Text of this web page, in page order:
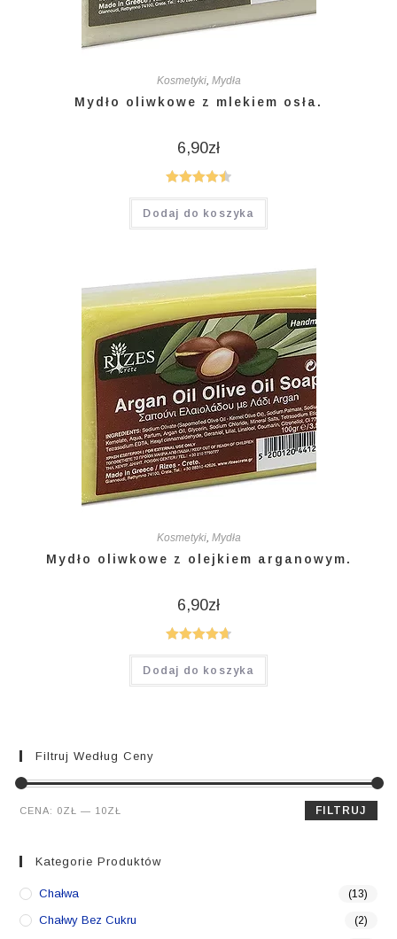
Kosmetyki, Mydła
Mydło oliwkowe z mlekiem osła.
6,90zł
Oceniono
4.50na 5
Dodaj do koszyka
Kosmetyki, Mydła
Mydło oliwkowe z olejkiem arganowym.
6,90zł
Oceniono
4.75na 5
Dodaj do koszyka
Filtruj Według Ceny
Cena
Cena
FILTRUJ
CENA: 0ZŁ — 10ZŁ
Kategorie Produktów
Chałwa (13)
Chałwy Bez Cukru (2)